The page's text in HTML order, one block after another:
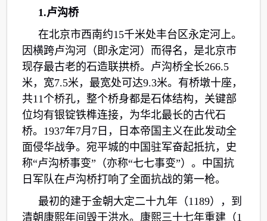
1.卢沟桥
在北京市西南约15千米处丰台区永定河上。
因横跨卢沟河（即永定河）而得名，是北京市
现存最古老的石造联拱桥。卢沟桥全长266.5
米，宽7.5米，最宽处可达9.3米。有桥墩十座，
共11个桥孔，整个桥身都是石体结构，关键部
位均有银锭铁榫连接，为华北最长的古代石
桥。1937年7月7日，日本帝国主义在此发动全
面侵华战争。宛平城的中国驻军奋起抵抗，史
称“卢沟桥事变”（亦称“七七事变”）。中国抗
日军队在卢沟桥打响了全面抗战的第一枪。
最初的建于金朝大定二十九年（1189），到
清朝康熙年间毁于洪水。康熙三十七年重建（1